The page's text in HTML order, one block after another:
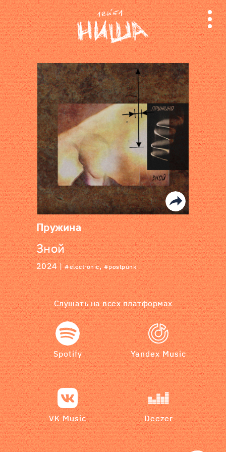
релизы
лейбл
поиск
Пружина
Зной
2024 |#electronic,#postpunk
Слушать на всех платформах
Spotify Yandex Music
VK Music Deezer